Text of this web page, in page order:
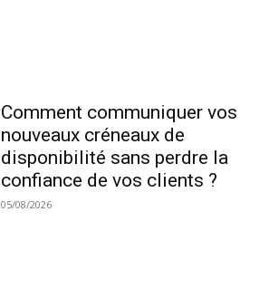
Comment communiquer vos
nouveaux créneaux de
disponibilité sans perdre la
confiance de vos clients ?
05/08/2026